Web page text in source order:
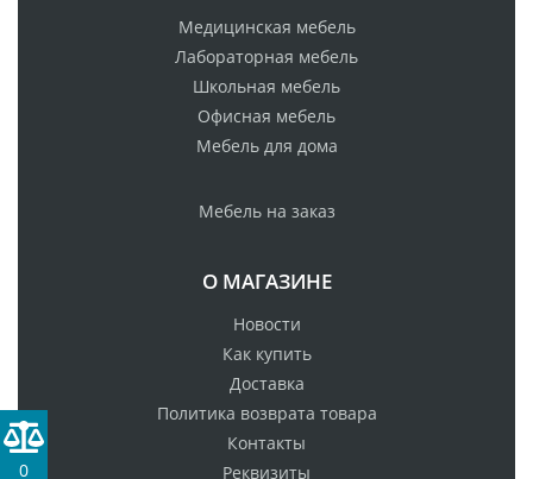
Медицинская мебель
Лабораторная мебель
Школьная мебель
Офисная мебель
Мебель для дома
Мебель на заказ
О МАГАЗИНЕ
Новости
Как купить
Доставка
Политика возврата товара
Контакты
Реквизиты
0